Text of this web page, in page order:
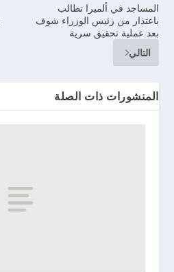
المساجد في ألميرا تطالب
باعتذار من رئيس الوزراء شوف
بعد عملية تحقيق سرية
التالي
المنشورات ذات الصلة